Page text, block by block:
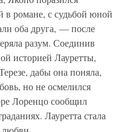
в романе, с судьбой юной
оба друга, — после
разум. Соединив
историей Лауретты,
дабы она поняла,
но не осмелился
Лоренцо сообщил
Лауретта стала